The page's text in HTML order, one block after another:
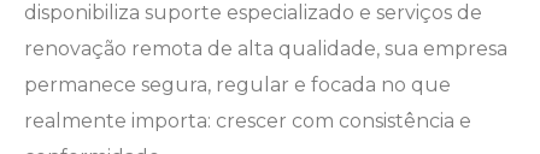
disponibiliza suporte especializado e serviços de
renovação remota de alta qualidade, sua empresa
permanece segura, regular e focada no que
realmente importa: crescer com consistência e